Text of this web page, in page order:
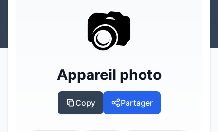
📷️
Appareil photo
Copy Partager